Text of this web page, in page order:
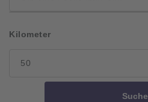
Kilometer
Suche